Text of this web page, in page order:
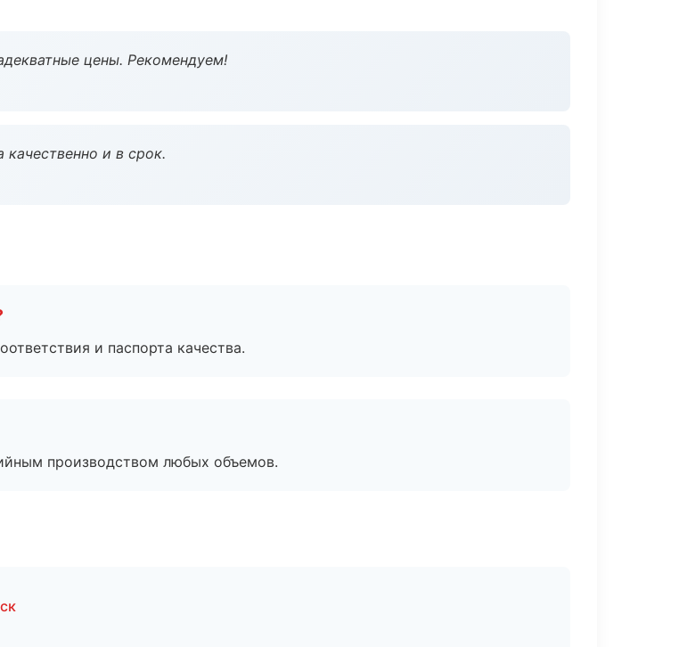
цены. Рекомендуем!
качественно и в срок.
и паспорта качества.
производством любых объемов.